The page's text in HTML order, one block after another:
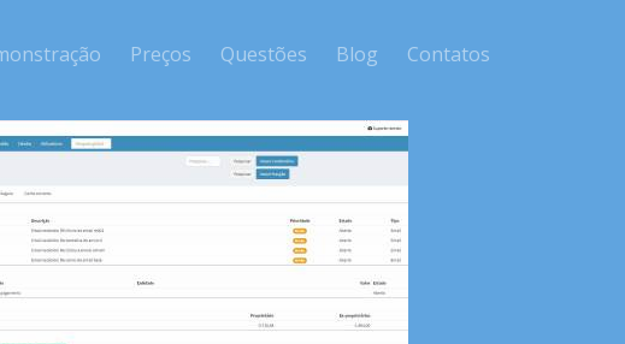
Preços Questões Blog Contatos